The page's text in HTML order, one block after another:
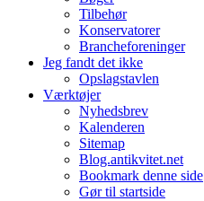
Tilbehør
Konservatorer
Brancheforeninger
Jeg fandt det ikke
Opslagstavlen
Værktøjer
Nyhedsbrev
Kalenderen
Sitemap
Blog.antikvitet.net
Bookmark denne side
Gør til startside